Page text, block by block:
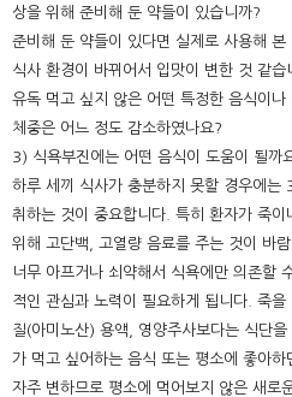
상을 위해 준비해 둔 약들이 있습니까?
준비해 둔 약들이 있다면 실제로 사용해 본
식사 환경이 바뀌어서 입맛이 변한 것 같습
유독 먹고 싶지 않은 어떤 특정한 음식이나
체중은 어느 정도 감소하였나요?
3) 식욕부진에는 어떤 음식이 도움이 될까
하루 세끼 식사가 충분하지 못할 경우에는
취하는 것이 중요합니다. 특히 환자가 죽
위해 고단백, 고열량 음료를 주는 것이 바람
너무 아프거나 쇠약해서 식욕에만 의존할
적인 관심과 노력이 필요하게 됩니다. 죽
질(아미노산) 용액, 영양주사보다는 식단
가 먹고 싶어하는 음식 또는 평소에 좋아하
자주 변하므로 평소에 먹어보지 않은 새로